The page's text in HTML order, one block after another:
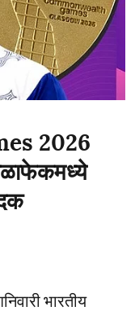
2026
भारतीय